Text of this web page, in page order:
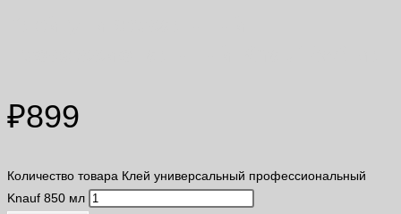
₽899
Количество товара Клей универсальный профессиональный
Knauf 850 мл